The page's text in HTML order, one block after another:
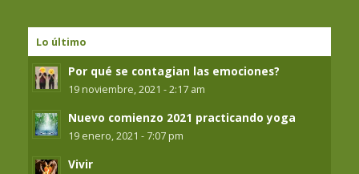
Lo último
Por qué se contagian las emociones?
19 noviembre, 2021 - 2:17 am
Nuevo comienzo 2021 practicando yoga
19 enero, 2021 - 7:07 pm
Vivir